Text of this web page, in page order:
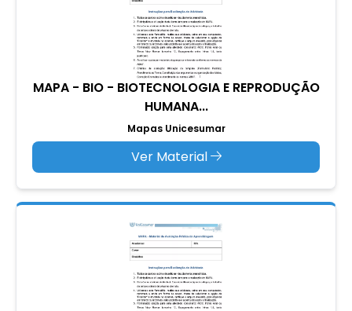
MAPA - BIO - BIOTECNOLOGIA E REPRODUÇÃO
HUMANA...
Mapas Unicesumar
Ver Material